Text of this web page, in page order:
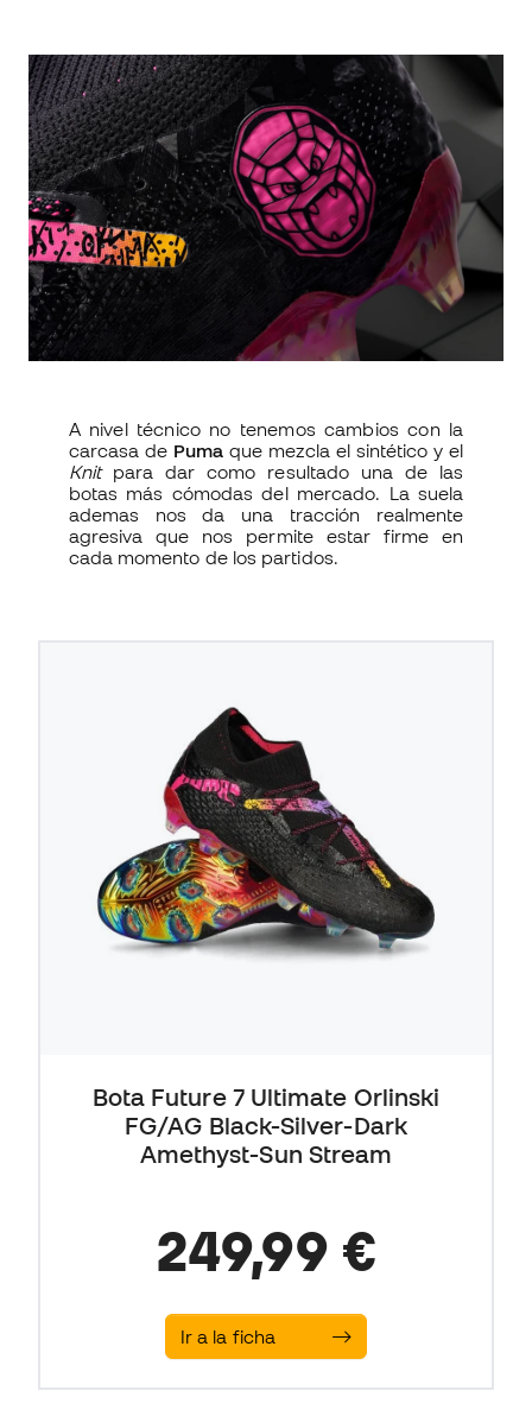
A nivel técnico no tenemos cambios con la
carcasa de Puma que mezcla el sintético y el
Knitpara dar como resultado una de las
botas más cómodas del mercado. La suela
ademas nos da una tracción realmente
agresiva que nos permite estar firme en
cada momento de los partidos.
Bota Future 7 Ultimate Orlinski
FG/AG Black-Silver-Dark
Amethyst-Sun Stream
249,99 €
Ir a la ficha